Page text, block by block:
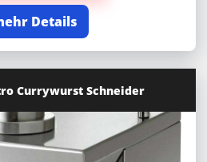
Details
Currywurst Schneider